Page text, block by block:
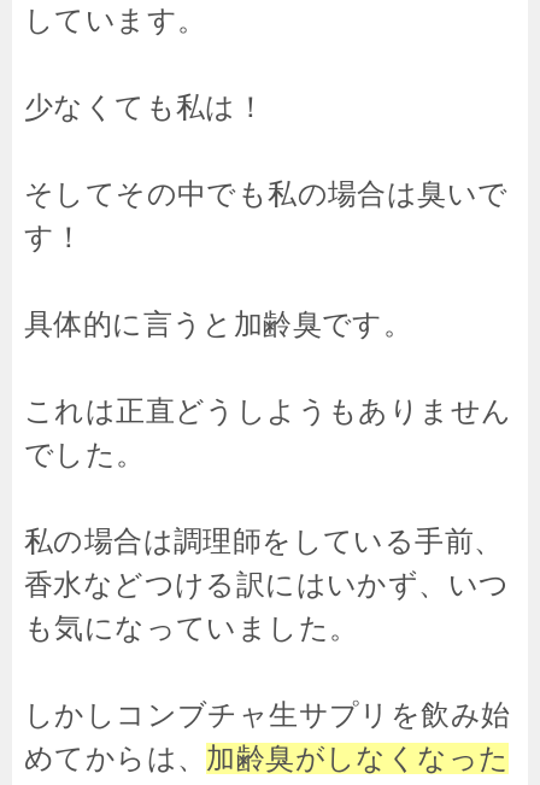
しています。
少なくても私は！
そしてその中でも私の場合は臭いで
す！
具体的に言うと加齢臭です。
これは正直どうしようもありません
でした。
私の場合は調理師をしている手前、
香水などつける訳にはいかず、いつ
も気になっていました。
しかしコンブチャ生サプリを飲み始
めてからは、 加齢臭がしなくなった